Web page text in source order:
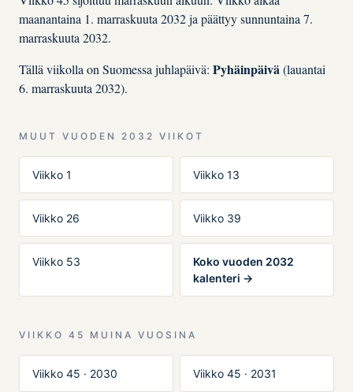
maanantaina 1. marraskuuta 2032 ja päättyy sunnuntaina 7.
marraskuuta 2032.
Tällä viikolla on Suomessa juhlapäivä: Pyhäinpäivä(lauantai
6. marraskuuta 2032).
MUUT VUODEN 2032 VIIKOT
Viikko 1 Viikko 13
Viikko 26 Viikko 39
Viikko 53
Koko vuoden 2032
kalenteri →
VIIKKO 45 MUINA VUOSINA
Viikko 45 · 2030 Viikko 45 · 2031